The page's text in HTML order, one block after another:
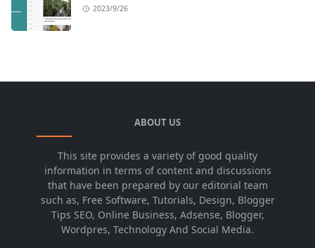
2023/9/26
ABOUT US
This site provides a variety of good quality
information in terms of content and discussions
that have been prepared by our editorial team
such as, Free Software, Tutorials, Design, Blogger
Tips SEO, Online Business, Adsense, Blogger,
Wordpres, Technology And Social Media.